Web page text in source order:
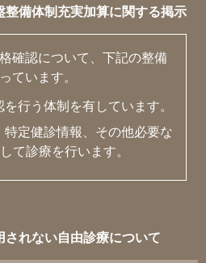
備体制充実加算に関する掲示
確認について、下記の整備
ています。
行う体制を有しています。
定健診情報、その他必要な
て診療を行います。
されない自由診療について